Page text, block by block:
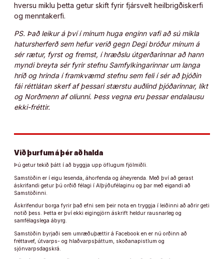
hversu miklu þetta getur skift fyrir fjársvelt heilbrigðiskerfi
og menntakerfi.
PS. Það leikur á því í mínum huga enginn vafi að sú mikla
hatursherferð sem hefur verið gegn Degi bróður mínum á
sér rætur, fyrst og fremst, í hræðslu útgerðarinnar að hann
myndi breyta sér fyrir stefnu Samfylkingarinnar um langa
hríð og hrinda í framkvæmd stefnu sem feli í sér að þjóðin
fái réttlátan skerf af þessari stærstu auðlind þjóðarinnar, líkt
og Norðmenn af olíunni. Þess vegna eru þessar endalausu
ekki-fréttir.
Við þurfum á þér að halda
Þú getur tekið þátt í að byggja upp öflugum fjölmiðli.
Samstöðin er í eigu lesenda, áhorfenda og áheyrenda. Með því að gerast
áskrifandi getur þú orðið félagi í Alþýðufélaginu og þar með eigandi að
Samstöðinni.
Áskrifendur borga fyrir það efni sem þeir nota en tryggja í leiðinni að aðrir geti
notið þess. Þetta er því ekki eigingjörn áskrift heldur rausnarleg og
samfélagslega ábyrg.
Samstöðin byrjaði sem umræðuþættir á Facebook en er nú orðinn að
fréttavef, útvarps- og hlaðvarpsþáttum, skoðanapistlum og
sjónvarpsdagskrá.